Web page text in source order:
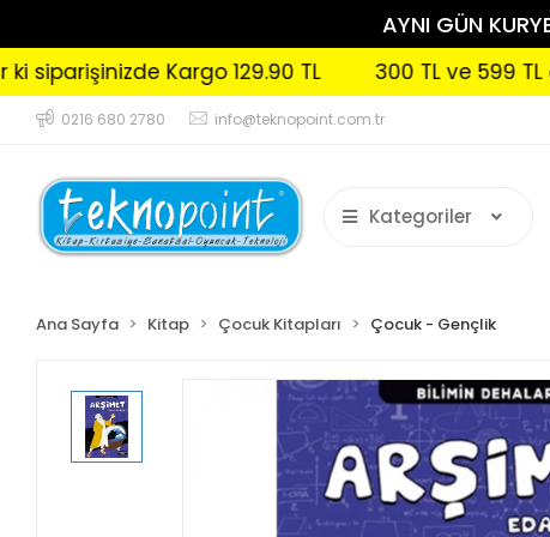
AYNI GÜN
Kargo 129.90 TL 300 TL ve 599 TL arası
0216 680 2780 info@teknopoint.com.tr
Kategoriler
Ana Sayfa Kitap Çocuk Kitapları Çocuk - Gençlik